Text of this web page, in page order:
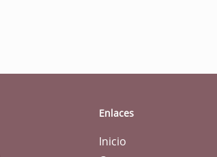
Enlaces
Inicio